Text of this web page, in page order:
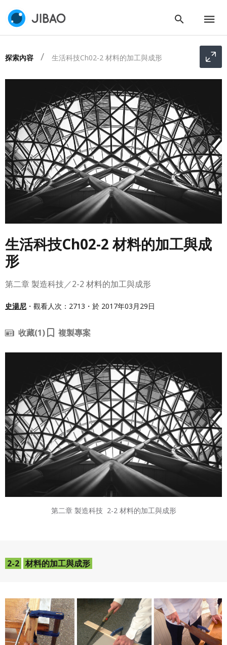
探索內容 生活科技Ch02-2 材料的加工與成形
生活科技Ch02-2 材料的加工與成
形
第二章 製造科技／2-2 材料的加工與成形
史湯尼 ・觀看人次：2713・於 2017年03月29日
收藏(1) 複製專案
第二章 製造科技2-2 材料的加工與成形
2-2 材料的加工與成形